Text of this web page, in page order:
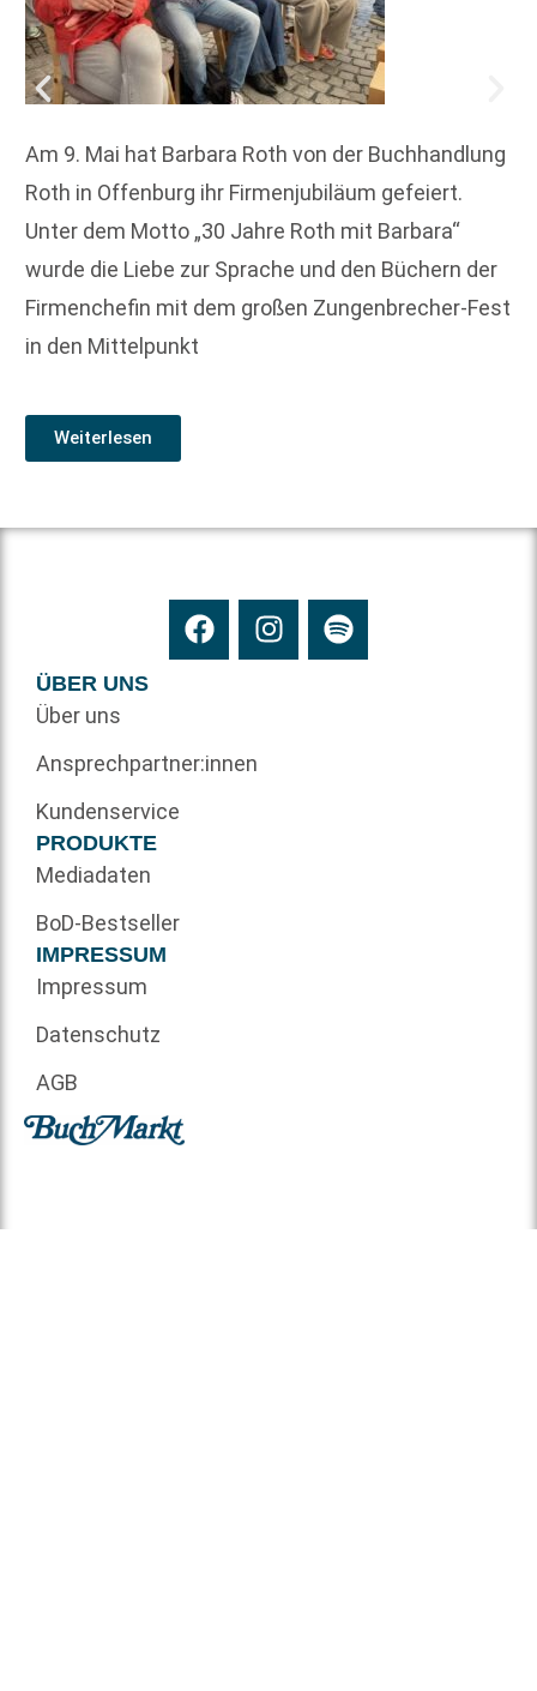
Am 9. Mai hat Barbara Roth von der Buchhandlung
Roth in Offenburg ihr Firmenjubiläum gefeiert.
Unter dem Motto „30 Jahre Roth mit Barbara“
wurde die Liebe zur Sprache und den Büchern der
Firmenchefin mit dem großen Zungenbrecher-Fest
in den Mittelpunkt
Weiterlesen
ÜBER UNS
Über uns
Ansprechpartner:innen
Kundenservice
PRODUKTE
Mediadaten
BoD-Bestseller
IMPRESSUM
Impressum
Datenschutz
AGB